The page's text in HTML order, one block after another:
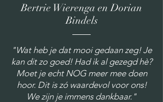
Bertrie Wierenga en Dorian
Bindels
"Wat heb je dat mooi gedaan zeg! Je
kan dit zo goed! Had ik al gezegd hè?
Moet je echt NOG meer mee doen
hoor. Dit is zó waardevol voor ons!
We zijn je immens dankbaar."